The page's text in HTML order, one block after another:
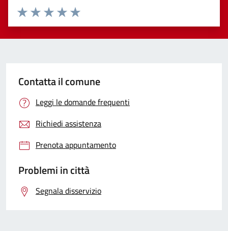
Valuta 5 stelle su 5
Valuta 4 stelle su 5
Valuta 3 stelle su 5
Valuta 2 stelle su 5
Valuta 1 stelle su 5
Contatta il comune
Leggi le domande frequenti
Richiedi assistenza
Prenota appuntamento
Problemi in città
Segnala disservizio